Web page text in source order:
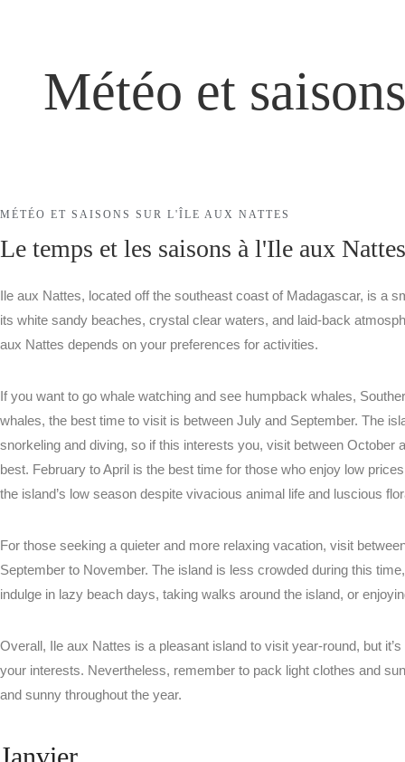
NOS CHAMBRES
BUNGALOW
CONFORT
NOS CHAMBRES
BUNGALOW
MODERNE
Météo et
MÉTÉO ET SAISONS SUR L'ÎLE AUX NATTES
Le temps et les saisons à l'Ile aux Nattes
Ile aux Nattes, located off the southeast coast of Madagascar, is a
its white sandy beaches, crystal clear waters, and laid-back
aux Nattes depends on your preferences for activities.
If you want to go whale watching and see humpback whales,
whales, the best time to visit is between July and September. The
snorkeling and diving, so if this interests you, visit between October
best. February to April is the best time for those who enjoy low
the island’s low season despite vivacious animal life and luscious
For those seeking a quieter and more relaxing vacation, visit
September to November. The island is less crowded during this
indulge in lazy beach days, taking walks around the island, or
Overall, Ile aux Nattes is a pleasant island to visit year-round, but
your interests. Nevertheless, remember to pack light clothes and
and sunny throughout the year.